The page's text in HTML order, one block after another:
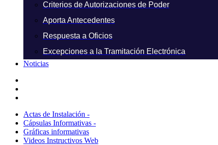
Criterios de Autorizaciones de Poder
Aporta Antecedentes
Respuesta a Oficios
Excepciones a la Tramitación Electrónica
Noticias
Actas de Instalación -
Cápsulas Informativas -
Gráficas informativas
Videos Instructivos Web